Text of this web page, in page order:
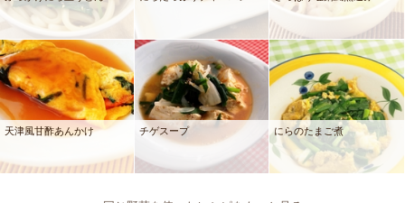
天津風甘酢あんかけ チゲスープ にらのたまご煮